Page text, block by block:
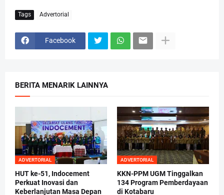
Tags Advertorial
Facebook
BERITA MENARIK LAINNYA
ADVERTORIAL
HUT ke-51, Indocement
Perkuat Inovasi dan
Keberlanjutan Masa Depan
ADVERTORIAL
KKN-PPM UGM Tinggalkan
134 Program Pemberdayaan
di Kotabaru